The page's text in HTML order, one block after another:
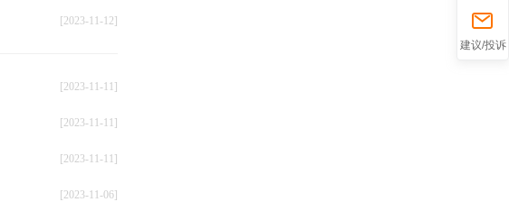
[2023-11-12]
[2023-11-11]
[2023-11-11]
[2023-11-11]
[2023-11-06]
建议/投诉